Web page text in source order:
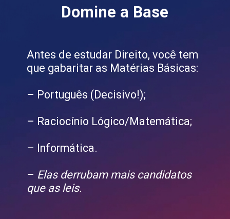
Domine a Base
Antes de estudar Direito, você tem
que gabaritar as Matérias Básicas:
– Português (Decisivo!);
– Raciocínio Lógico/Matemática;
– Informática.
– Elas derrubam mais candidatos
que as leis.